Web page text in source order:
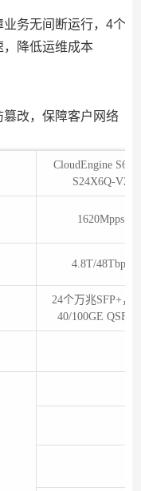
务无间断运行，4个
降低运维成本
改，保障客户网络
CloudEngine
S24X6Q-V2
1620Mpps
4.8T/48Tbps
24个万兆SFP+，
40/100GE